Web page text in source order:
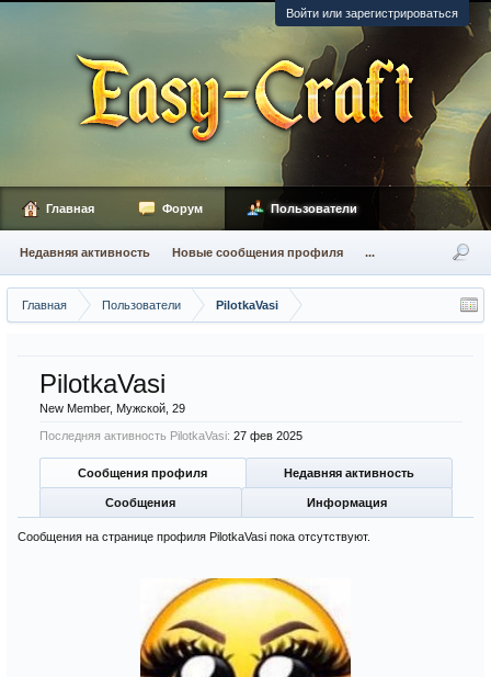
Войти или зарегистрироваться
Главная Пользователи PilotkaVasi
PilotkaVasi
New Member, Мужской, 29
Последняя активность PilotkaVasi: 27 фев 2025
Сообщения профиля Недавняя активность
Сообщения Информация
Сообщения на странице профиля PilotkaVasi пока отсутствуют.
Главная Форум Пользователи
Недавняя активность Новые сообщения профиля ...